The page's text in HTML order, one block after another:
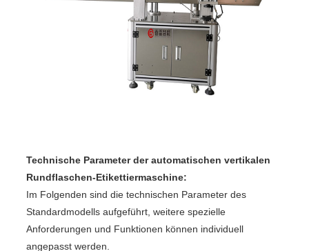
Technische Parameter der automatischen vertikalen
Rundflaschen-Etikettiermaschine:
Im Folgenden sind die technischen Parameter des
Standardmodells aufgeführt, weitere spezielle
Anforderungen und Funktionen können individuell
angepasst werden.